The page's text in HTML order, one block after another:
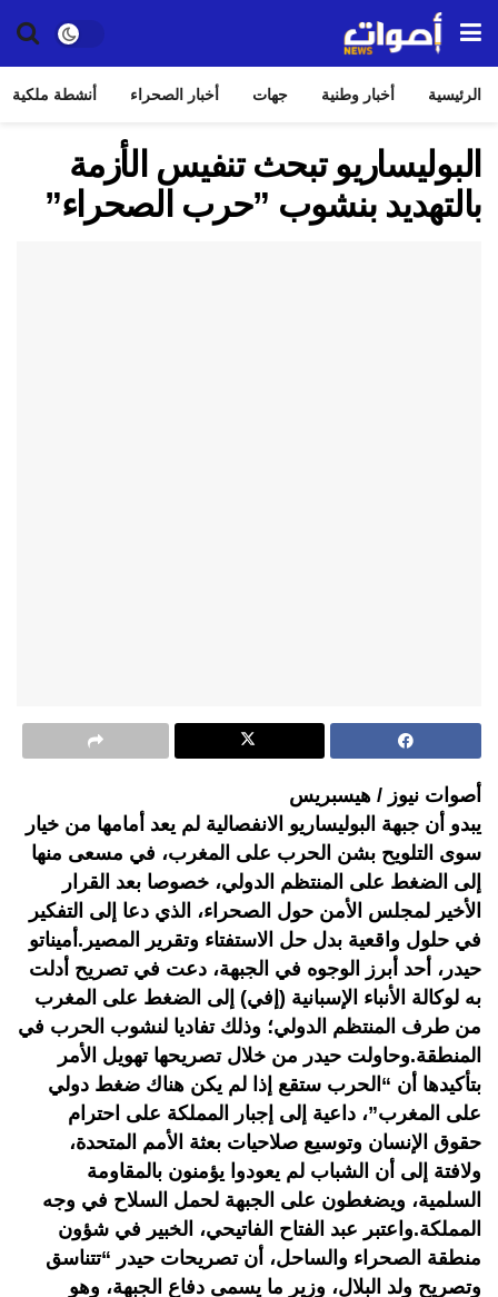
الرئيسية أخبار وطنية جهات أخبار الصحراء أنشطة ملكية
البوليساريو تبحث تنفيس الأزمة
بالتهديد بنشوب ”حرب الصحراء”
أصوات نيوز / هيسبريس
يبدو أن جبهة البوليساريو الانفصالية لم يعد أمامها من خيار
سوى التلويح بشن الحرب على المغرب، في مسعى منها
إلى الضغط على المنتظم الدولي، خصوصا بعد القرار
الأخير لمجلس الأمن حول الصحراء، الذي دعا إلى التفكير
في حلول واقعية بدل حل الاستفتاء وتقرير المصير.أميناتو
حيدر، أحد أبرز الوجوه في الجبهة، دعت في تصريح أدلت
به لوكالة الأنباء الإسبانية (إفي) إلى الضغط على المغرب
من طرف المنتظم الدولي؛ وذلك تفاديا لنشوب الحرب في
المنطقة.وحاولت حيدر من خلال تصريحها تهويل الأمر
بتأكيدها أن “الحرب ستقع إذا لم يكن هناك ضغط دولي
على المغرب”، داعية إلى إجبار المملكة على احترام
حقوق الإنسان وتوسيع صلاحيات بعثة الأمم المتحدة،
ولافتة إلى أن الشباب لم يعودوا يؤمنون بالمقاومة
السلمية، ويضغطون على الجبهة لحمل السلاح في وجه
المملكة.واعتبر عبد الفتاح الفاتيحي، الخبير في شؤون
منطقة الصحراء والساحل، أن تصريحات حيدر “تتناسق
وتصريح ولد البلال، وزير ما يسمى دفاع الجبهة، وهو